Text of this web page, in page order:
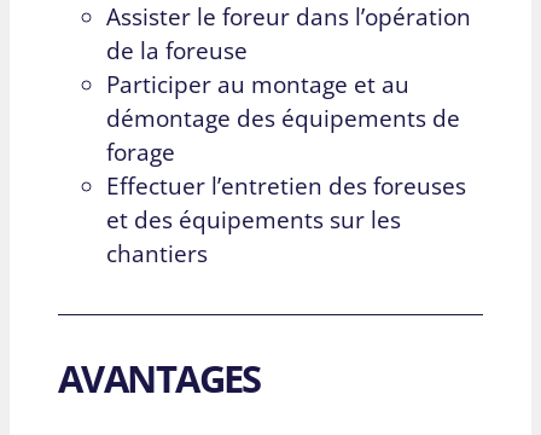
Assister le foreur dans l’opération
de la foreuse
Participer au montage et au
démontage des équipements de
forage
Effectuer l’entretien des foreuses
et des équipements sur les
chantiers
AVANTAGES